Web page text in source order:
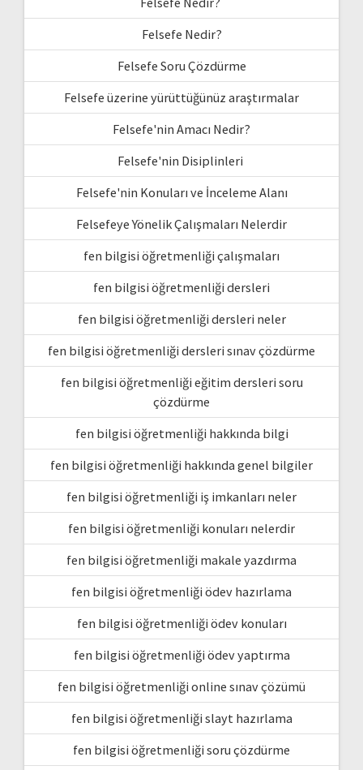
Felsefe Nedir?
Felsefe Soru Çözdürme
Felsefe üzerine yürüttüğünüz araştırmalar
Felsefe'nin Amacı Nedir?
Felsefe'nin Disiplinleri
Felsefe'nin Konuları ve İnceleme Alanı
Felsefeye Yönelik Çalışmaları Nelerdir
fen bilgisi öğretmenliği çalışmaları
fen bilgisi öğretmenliği dersleri
fen bilgisi öğretmenliği dersleri neler
fen bilgisi öğretmenliği dersleri sınav çözdürme
fen bilgisi öğretmenliği eğitim dersleri soru
çözdürme
fen bilgisi öğretmenliği hakkında bilgi
fen bilgisi öğretmenliği hakkında genel bilgiler
fen bilgisi öğretmenliği iş imkanları neler
fen bilgisi öğretmenliği konuları nelerdir
fen bilgisi öğretmenliği makale yazdırma
fen bilgisi öğretmenliği ödev hazırlama
fen bilgisi öğretmenliği ödev konuları
fen bilgisi öğretmenliği ödev yaptırma
fen bilgisi öğretmenliği online sınav çözümü
fen bilgisi öğretmenliği slayt hazırlama
fen bilgisi öğretmenliği soru çözdürme